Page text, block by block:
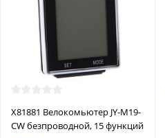
Х81881 Велокомьютер JY-M19-
CW безпроводной, 15 функций